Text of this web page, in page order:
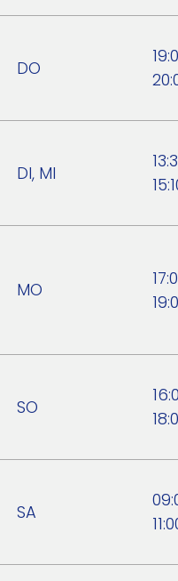
DO
DI, MI
MO
SO
SA